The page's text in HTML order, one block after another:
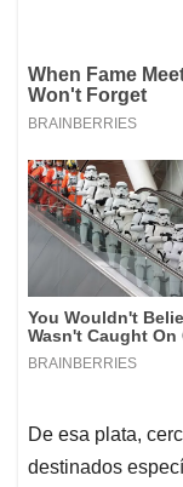
De esa plata,
destinados